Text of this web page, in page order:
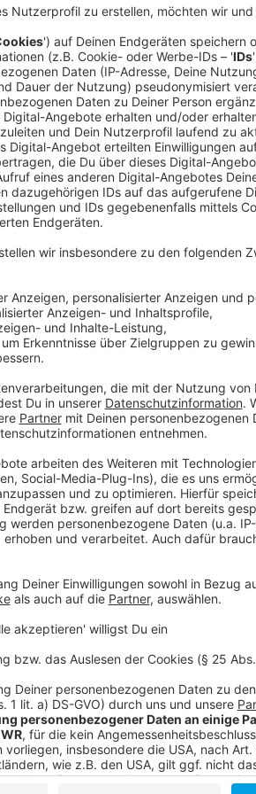
Laut Stadt und Polizei gab es in der
Altstadt regelmäßig ein regelrechtes
Heinrich-Heine-Allee und Burgplatz
Rettungsdienst hatten große
kurzfristigen Sperrungen reagiert. So
Freitagabend gesperrt, der Taxiplatz
Maßnahmen hätten die Lage deutlich
Wochenenden sollen die Sperrungen
Anzeige
Es gibt aber auch Kritik
Anzeige
Nach dem Wochenende sind aber
Rheinische Post zitiert Taxifahrer, die
Altstadt nun deutlich länger dauert.
Anzeige
Weitere Infos und Links zum
Anzeige
Die Bilanz der Stadt und der Polizei
Neue Verkehrsführung in der